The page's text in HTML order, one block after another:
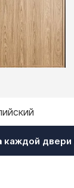
каждой двери